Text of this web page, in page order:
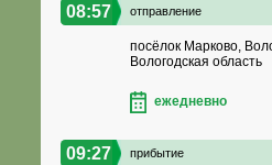
08:57 отправление
посёлок Марково,
Вологодская область
ежедневно
09:27 прибытие